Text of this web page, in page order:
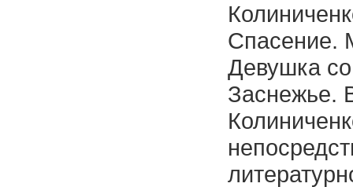
Спасение.
Девушка
Заснежье.